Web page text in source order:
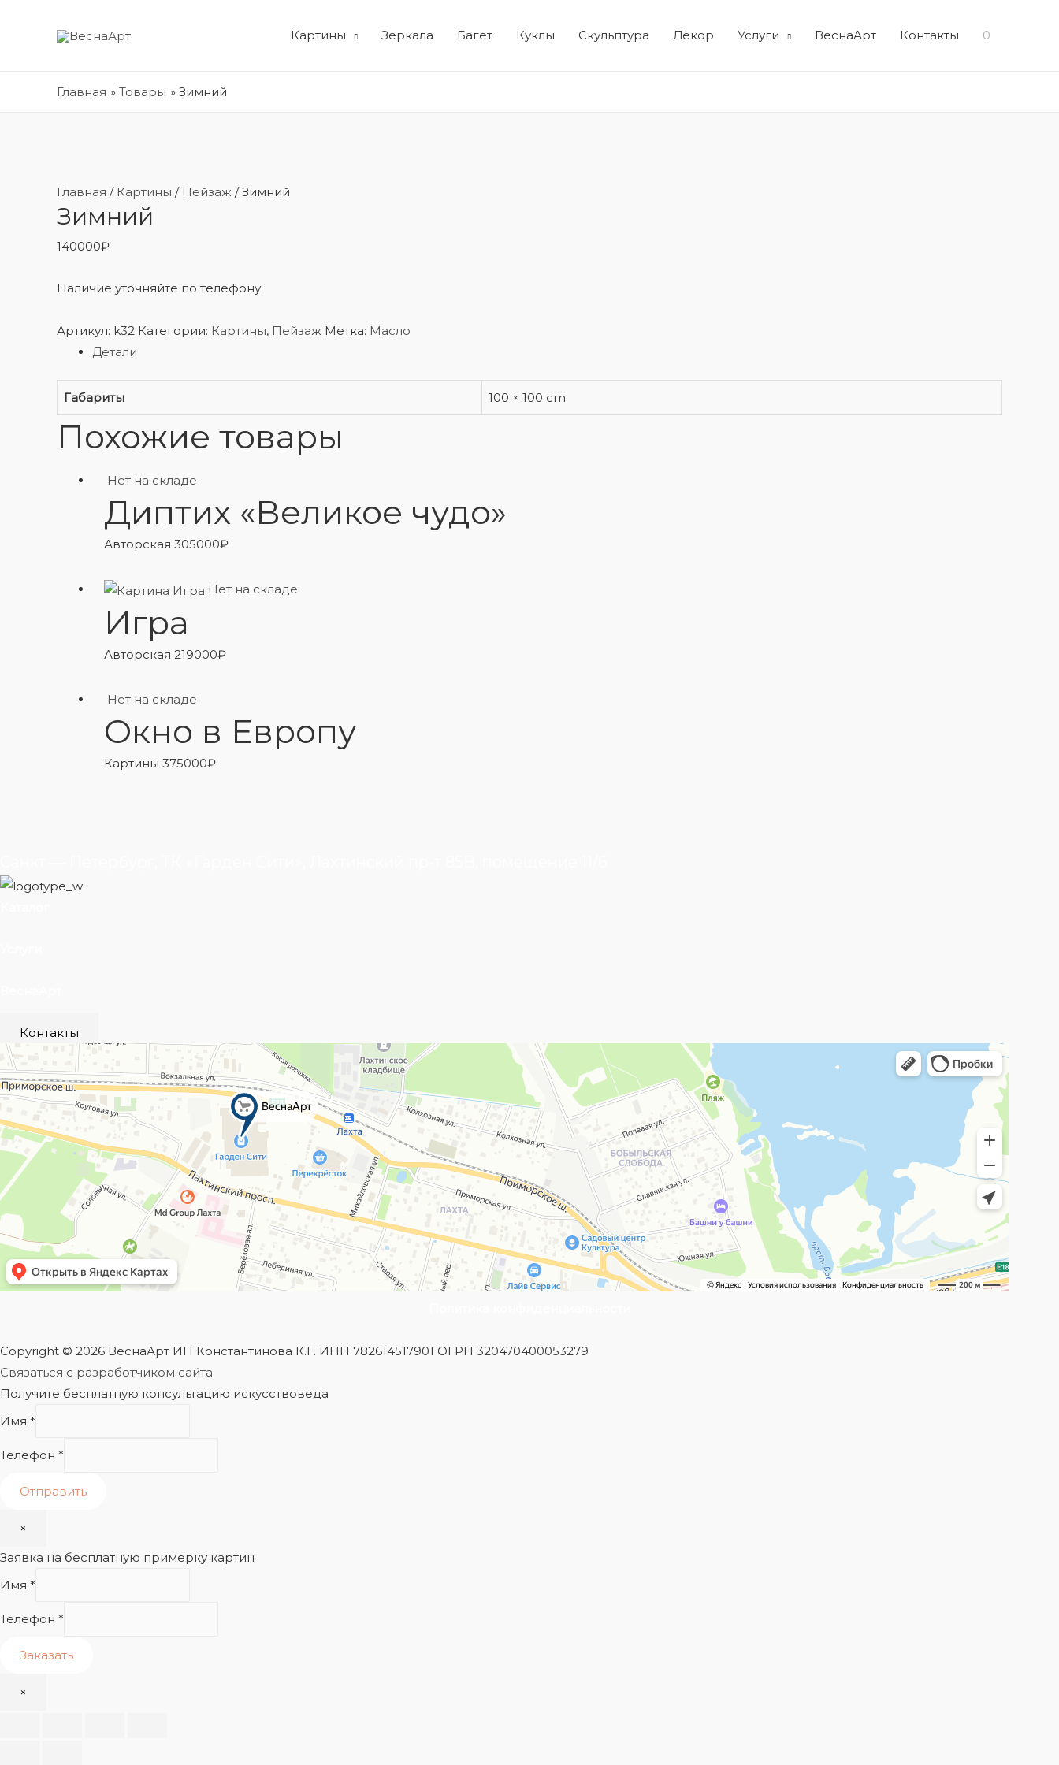
Картины Зеркала Багет Куклы Скульптура Декор Услуги ВеснаАрт Контакты 0
Главная Товары Зимний
Главная / Картины / Пейзаж / Зимний
Зимний
140000₽
Наличие уточняйте по телефону
Артикул: k32 Категории: Картины, Пейзаж Метка: Масло
Детали
Габариты 100 × 100 cm
Похожие товары
Нет на складе
Диптих «Великое чудо»
Авторская 305000₽
Нет на складе
Игра
Авторская 219000₽
Нет на складе
Окно в Европу
Картины 375000₽
Контакты
Copyright © 2026 ВеснаАрт ИП Константинова К.Г. ИНН 782614517901 ОГРН 320470400053279
Связаться с разработчиком сайта
Получите бесплатную консультацию искусствоведа
Имя *
Телефон *
Отправить
×
Заявка на бесплатную примерку картин
Имя *
Телефон *
Заказать
×